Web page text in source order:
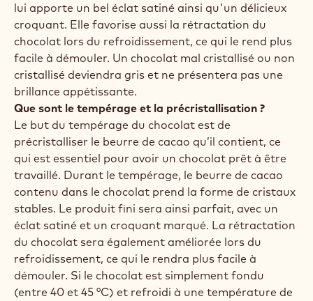
lui apporte un bel éclat satiné ainsi qu'un délicieux
croquant. Elle favorise aussi la rétractation du
chocolat lors du refroidissement, ce qui le rend plus
facile à démouler. Un chocolat mal cristallisé ou non
cristallisé deviendra gris et ne présentera pas une
brillance appétissante.
Que sont le tempérage et la précristallisation ?
Le but du tempérage du chocolat est de
précristalliser le beurre de cacao qu’il contient, ce
qui est essentiel pour avoir un chocolat prêt à être
travaillé. Durant le tempérage, le beurre de cacao
contenu dans le chocolat prend la forme de cristaux
stables. Le produit fini sera ainsi parfait, avec un
éclat satiné et un croquant marqué. La rétractation
du chocolat sera également améliorée lors du
refroidissement, ce qui le rendra plus facile à
démouler. Si le chocolat est simplement fondu
(entre 40 et 45 °C) et refroidi à une température de